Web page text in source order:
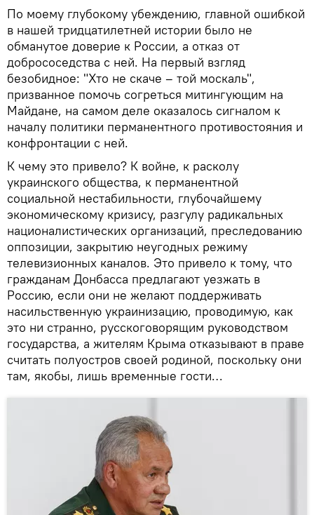
По моему глубокому убеждению, главной ошибкой
в нашей тридцатилетней истории было не
обманутое доверие к России, а отказ от
добрососедства с ней. На первый взгляд
безобидное: "Хто не скаче – той москаль",
призванное помочь согреться митингующим на
Майдане, на самом деле оказалось сигналом к
началу политики перманентного противостояния и
конфронтации с ней.
К чему это привело? К войне, к расколу
украинского общества, к перманентной
социальной нестабильности, глубочайшему
экономическому кризису, разгулу радикальных
националистических организаций, преследованию
оппозиции, закрытию неугодных режиму
телевизионных каналов. Это привело к тому, что
гражданам Донбасса предлагают уезжать в
Россию, если они не желают поддерживать
насильственную украинизацию, проводимую, как
это ни странно, русскоговорящим руководством
государства, а жителям Крыма отказывают в праве
считать полуостров своей родиной, поскольку они
там, якобы, лишь временные гости…